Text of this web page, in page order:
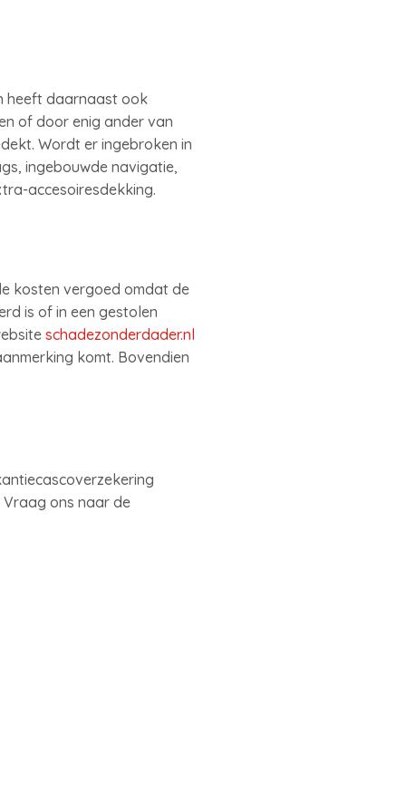
heeft daarnaast ook
of door enig ander van
Wordt er ingebroken in
ingebouwde navigatie,
accesoiresdekking.
kosten vergoed omdat de
is of in een gestolen
schadezonderdader.nl
komt. Bovendien
ons naar de